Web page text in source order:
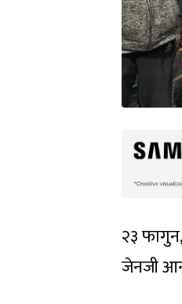
२३ फागुन,
जेनजी